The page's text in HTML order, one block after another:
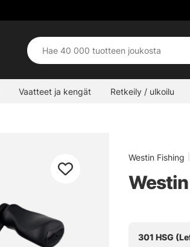
Vaatteet ja kengät Retkeily / ulkoilu
Westin Fishing
Westin
301 HSG